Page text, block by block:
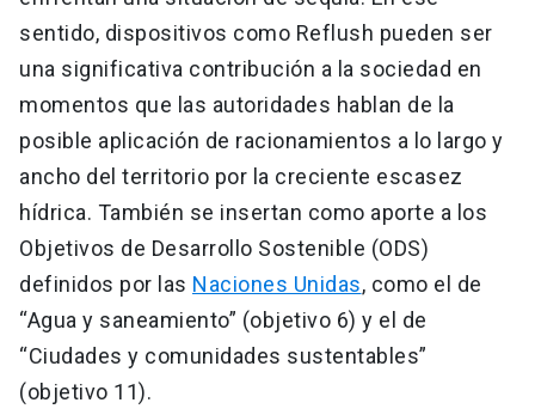
sentido, dispositivos como Reflush pueden ser
una significativa contribución a la sociedad en
momentos que las autoridades hablan de la
posible aplicación de racionamientos a lo largo y
ancho del territorio por la creciente escasez
hídrica. También se insertan como aporte a los
Objetivos de Desarrollo Sostenible (ODS)
definidos por las Naciones Unidas, como el de
“Agua y saneamiento” (objetivo 6) y el de
“Ciudades y comunidades sustentables”
(objetivo 11).